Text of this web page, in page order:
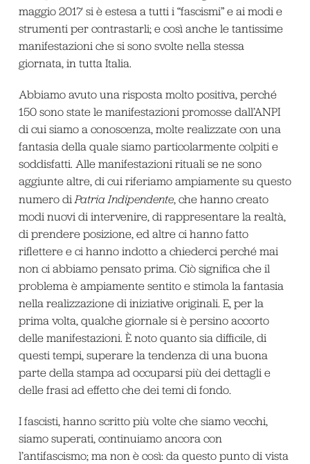
maggio 2017 si è estesa a tutti i “fascismi” e ai modi e
strumenti per contrastarli; e così anche le tantissime
manifestazioni che si sono svolte nella stessa
giornata, in tutta Italia.
Abbiamo avuto una risposta molto positiva, perché
150 sono state le manifestazioni promosse dall’ANPI
di cui siamo a conoscenza, molte realizzate con una
fantasia della quale siamo particolarmente colpiti e
soddisfatti. Alle manifestazioni rituali se ne sono
aggiunte altre, di cui riferiamo ampiamente su questo
numero diPatria Indipendente, che hanno creato
modi nuovi di intervenire, di rappresentare la realtà,
di prendere posizione, ed altre ci hanno fatto
riflettere e ci hanno indotto a chiederci perché mai
non ci abbiamo pensato prima. Ciò significa che il
problema è ampiamente sentito e stimola la fantasia
nella realizzazione di iniziative originali. E, per la
prima volta, qualche giornale si è persino accorto
delle manifestazioni. È noto quanto sia difficile, di
questi tempi, superare la tendenza di una buona
parte della stampa ad occuparsi più dei dettagli e
delle frasi ad effetto che dei temi di fondo.
I fascisti, hanno scritto più volte che siamo vecchi,
siamo superati, continuiamo ancora con
l’antifascismo; ma non è così: da questo punto di vista